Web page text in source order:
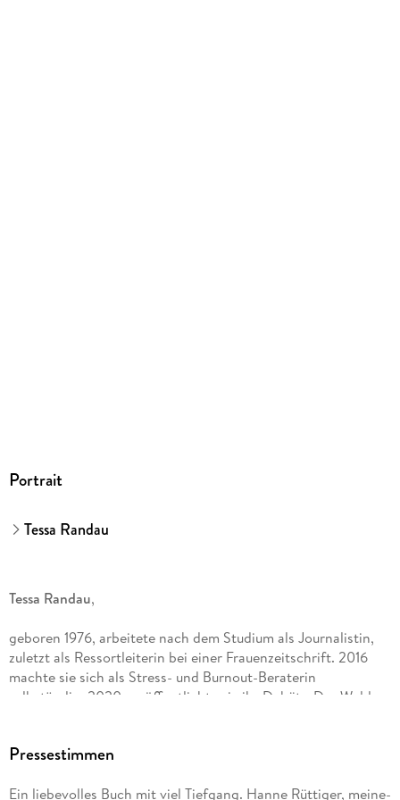
Portrait
Tessa Randau
Tessa Randau,
geboren 1976, arbeitete nach dem Studium als Journalistin,
zuletzt als Ressortleiterin bei einer Frauenzeitschrift. 2016
machte sie sich als Stress- und Burnout-Beraterin
selbständig. 2020 veröffentlichte sie ihr Debüt >Der Wald,
weiteren Bücher kamen unter die Top 20: >Die Berge, der
beginnt im Herzen< sowie >Zeit für meine Träume<. Seit der
Pressestimmen
Ein liebevolles Buch mit viel Tiefgang. Hanne Rüttiger, meine-